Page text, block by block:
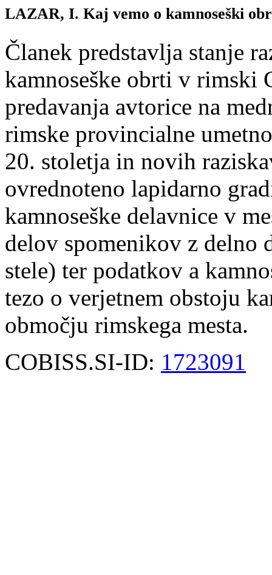
LAZAR, I. Kaj vemo o kamnoseški
Članek predstavlja stanje
kamnoseške obrti v rimski
predavanja avtorice na
rimske provincialne
20. stoletja in novih
ovrednoteno lapidarno
kamnoseške delavnice v
delov spomenikov z delno
stele) ter podatkov a
tezo o verjetnem obstoju
območju rimskega mesta.
COBISS.SI-ID: 1723091